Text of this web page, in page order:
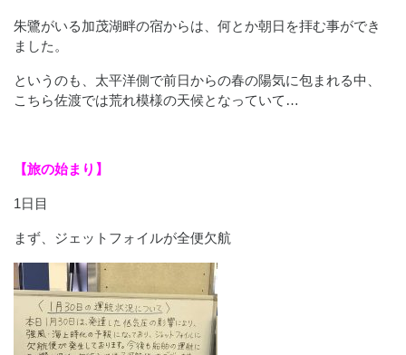
朱鷺がいる加茂湖畔の宿からは、何とか朝日を拝む事ができ
ました。
というのも、太平洋側で前日からの春の陽気に包まれる中、
こちら佐渡では荒れ模様の天候となっていて…
【旅の始まり】
1日目
まず、ジェットフォイルが全便欠航